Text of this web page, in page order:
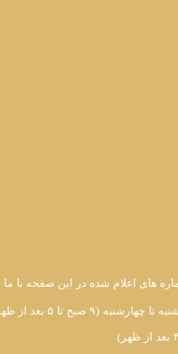
های اعلام شده در این صفحه با ما
(۹ صبح تا ۵ بعد از ظهر)